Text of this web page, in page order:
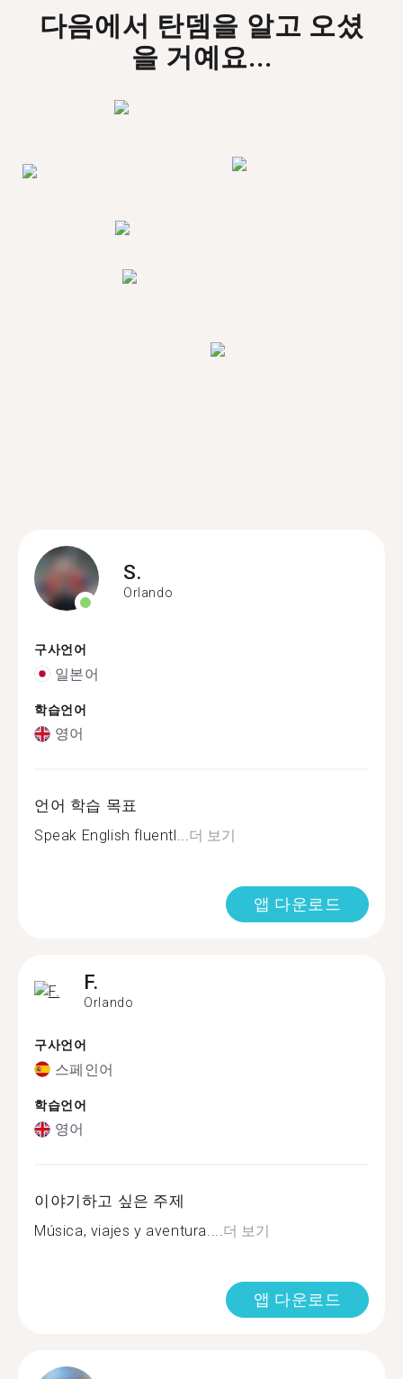
다음에서 탄뎀을 알고 오셨
을 거예요...
S.
Orlando
구사언어
일본어
학습언어
영어
언어 학습 목표
Speak English fluentl...더 보기
앱 다운로드
F.
Orlando
구사언어
스페인어
학습언어
영어
이야기하고 싶은 주제
Música, viajes y aventura....더 보기
앱 다운로드